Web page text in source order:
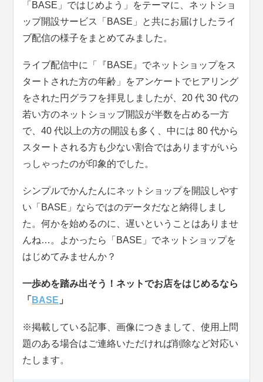
「BASE」ではじめよう」をテーマに、ネットショ
ップ開設サービス「BASE」と共にお届けしたライ
ブ配信の様子をまとめてみました。
ライブ配信中に「『BASE』でネットショップをス
タートされた方の年齢」をアンケートでヒアリング
をされた円グラフを拝見しましたが、20 代 30 代の
若い方のネットショップ開設が半数を占める一方
で、40 代以上の方の開設も多く、中には 80 代から
スタートされる方も少ない割合ではありますがいら
っしゃったのが印象的でした。
シンプルでかんたんにネットショップを開設しやす
い「BASE」ならではのデータだなと納得しまし
た。何かを始めるのに、遅いということはありませ
んね…。よかったら「BASE」でネットショップを
はじめてみませんか？
一歩めを踏み出そう！ネットでお店をはじめるなら
「 BASE 」
※掲載している記事、画像につきまして、使用上問
題のある場合はご連絡いただければ削除など対応い
たします。